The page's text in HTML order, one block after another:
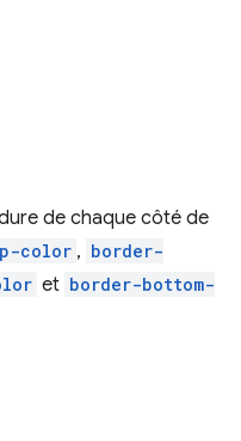
de chaque côté de
color , border-
et border-bottom-